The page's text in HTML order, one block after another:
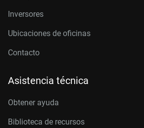
Inversores
Ubicaciones de oficinas
Contacto
Asistencia técnica
Obtener ayuda
Biblioteca de recursos